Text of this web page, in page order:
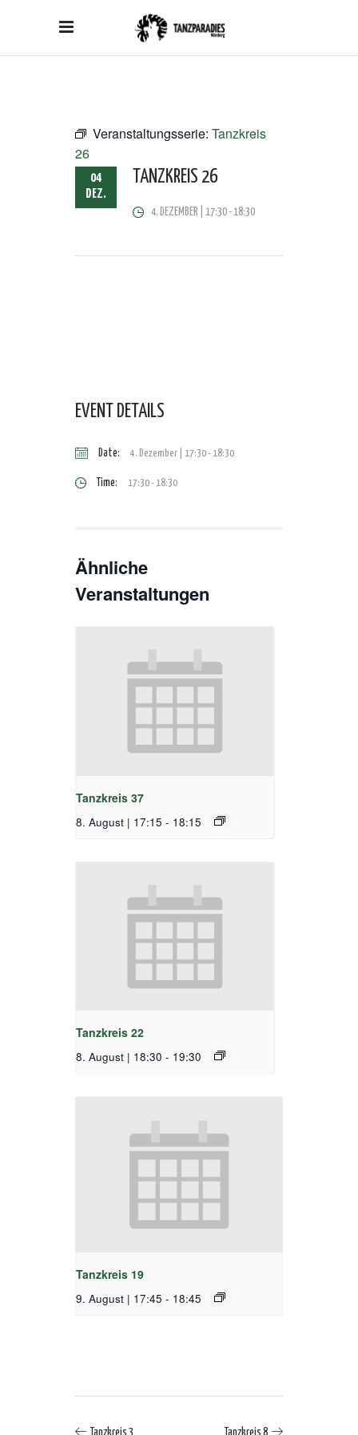
Veranstaltungsserie: Tanzkreis
26
04
DEZ.
TANZKREIS 26
4. DEZEMBER | 17:30-18:30
EVENT DETAILS
Date: 4. Dezember | 17:30-18:30
Time: 17:30 - 18:30
Ähnliche
Veranstaltungen
Tanzkreis 37
8. August | 17:15 - 18:15
Tanzkreis 22
8. August | 18:30 - 19:30
Tanzkreis 19
9. August | 17:45 - 18:45
Tanzkreis 3 Tanzkreis 8